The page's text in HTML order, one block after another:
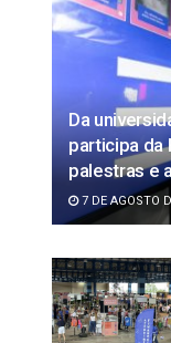
Da
participa da
palestras e
7 DE AGOSTO